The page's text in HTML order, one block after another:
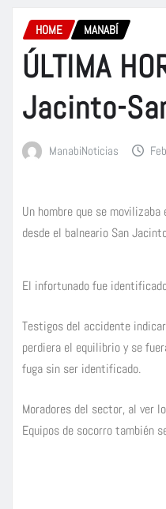
HOME MANABÍ
ÚLTIMA
Jacinto-
ManabiNoticias
Un hombre que se
desde el balneario San
El infortunado fue
Testigos del accidente
perdiera el equilibrio y se
fuga sin ser identificado.
Moradores del sector, al ver
Equipos de socorro también